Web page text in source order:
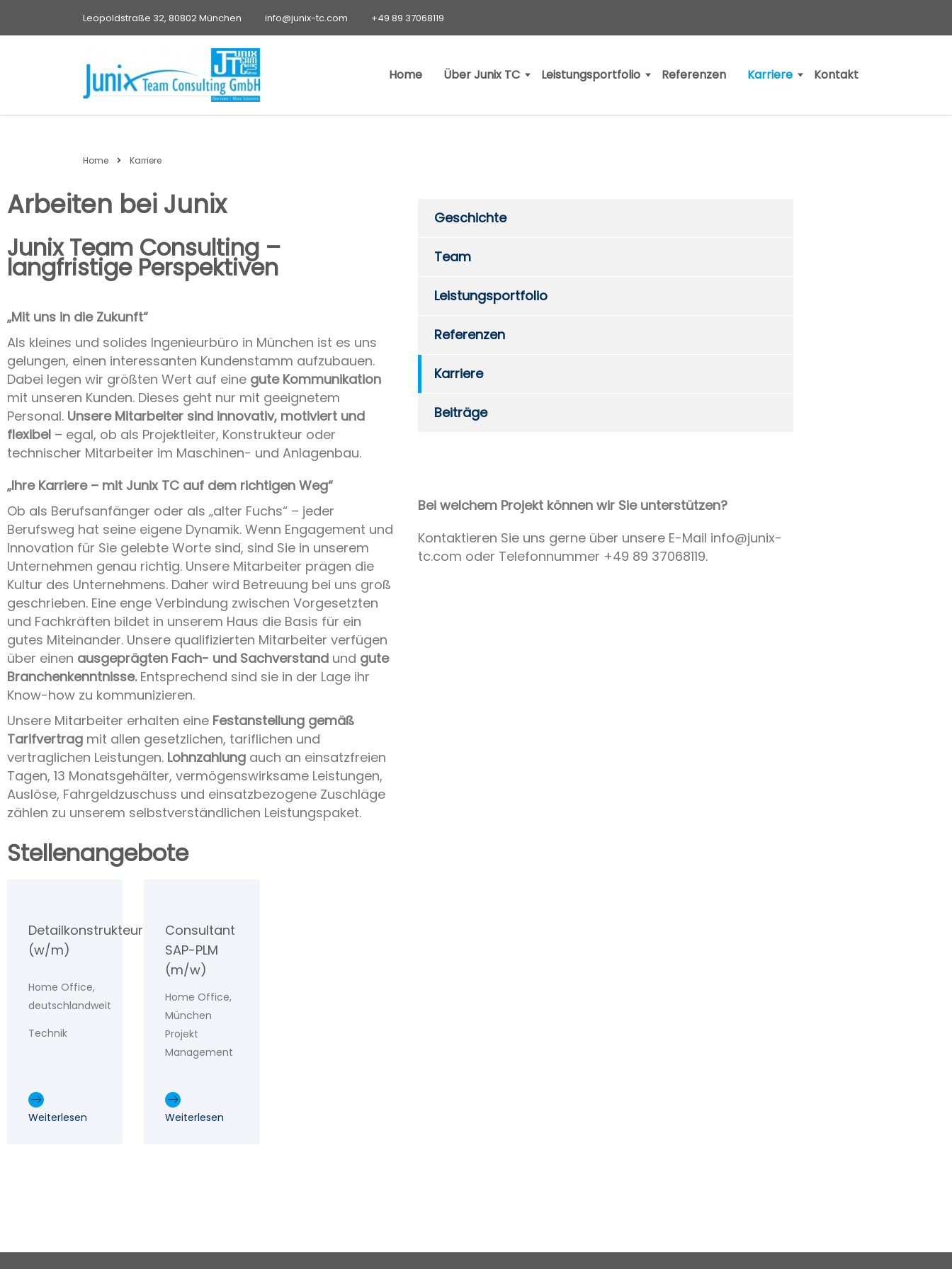
Leopoldstraße 32, 80802 München info@junix-tc.com +49 89 37068119
Home Über Junix TC Leistungsportfolio Referenzen Karriere Kontakt
Home Karriere
Arbeiten bei Junix
Junix Team Consulting –
langfristige Perspektiven
„Mit uns in die Zukunft“
Als kleines und solides Ingenieurbüro in München ist es uns
gelungen, einen interessanten Kundenstamm aufzubauen.
Dabei legen wir größten Wert auf eine gute Kommunikation
mit unseren Kunden. Dieses geht nur mit geeignetem
Personal. Unsere Mitarbeiter sind innovativ, motiviert und
flexibel – egal, ob als Projektleiter, Konstrukteur oder
technischer Mitarbeiter im Maschinen- und Anlagenbau.
„Ihre Karriere – mit Junix TC auf dem richtigen Weg“
Ob als Berufsanfänger oder als „alter Fuchs“ – jeder
Berufsweg hat seine eigene Dynamik. Wenn Engagement und
Innovation für Sie gelebte Worte sind, sind Sie in unserem
Unternehmen genau richtig. Unsere Mitarbeiter prägen die
Kultur des Unternehmens. Daher wird Betreuung bei uns groß
geschrieben. Eine enge Verbindung zwischen Vorgesetzten
und Fachkräften bildet in unserem Haus die Basis für ein
gutes Miteinander. Unsere qualifizierten Mitarbeiter verfügen
über einen ausgeprägten Fach- und Sachverstand und gute
Branchenkenntnisse.Entsprechend sind sie in der Lage ihr
Know-how zu kommunizieren.
Unsere Mitarbeiter erhalten eine Festanstellung gemäß
Tarifvertrag mit allen gesetzlichen, tariflichen und
vertraglichen Leistungen. Lohnzahlung auch an einsatzfreien
Tagen, 13 Monatsgehälter, vermögenswirksame Leistungen,
Auslöse, Fahrgeldzuschuss und einsatzbezogene Zuschläge
zählen zu unserem selbstverständlichen Leistungspaket.
Stellenangebote
Detailkonstrukteur
(w/m)
Home Office,
deutschlandweit
Technik
Weiterlesen
Consultant
SAP-PLM
(m/w)
Home Office,
München
Projekt
Management
Weiterlesen
Geschichte
Team
Leistungsportfolio
Referenzen
Karriere
Beiträge
Bei welchem Projekt können wir Sie unterstützen?
Kontaktieren Sie uns gerne über unsere E-Mail info@junix-
tc.com oder Telefonnummer +49 89 37068119.